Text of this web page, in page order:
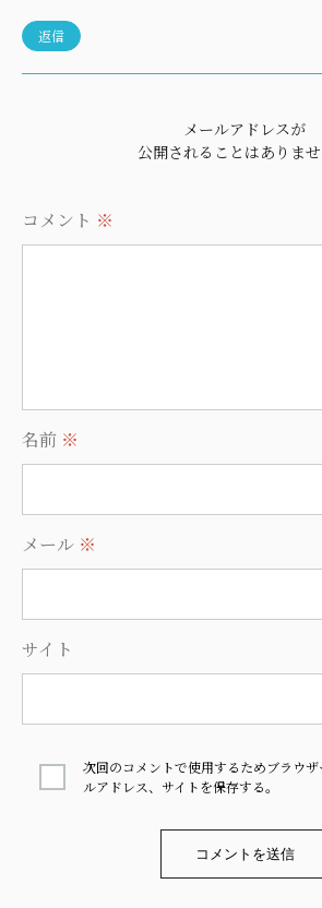
返信
メールアドレスが
公開されることはありませ
コメント ※
名前 ※
メール ※
サイト
次回のコメントで使用するためブラウ
ルアドレス、サイトを保存する。